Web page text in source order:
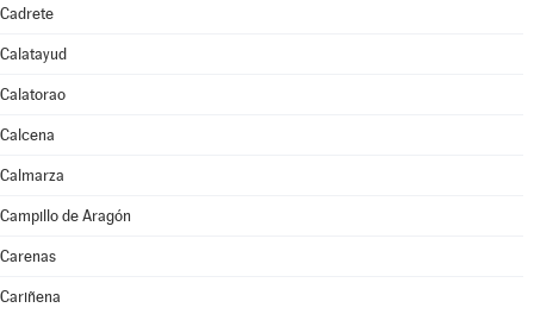
Cadrete
Calatayud
Calatorao
Calcena
Calmarza
Campillo de Aragón
Carenas
Cariñena